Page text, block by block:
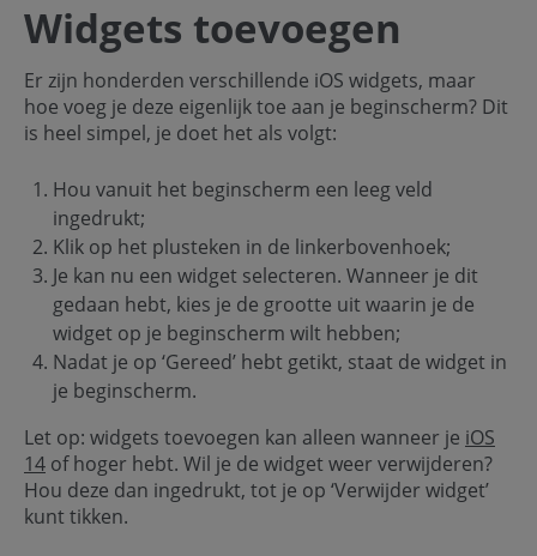
Widgets toevoegen
Er zijn honderden verschillende iOS widgets, maar
hoe voeg je deze eigenlijk toe aan je beginscherm? Dit
is heel simpel, je doet het als volgt:
Hou vanuit het beginscherm een leeg veld
ingedrukt;
Klik op het plusteken in de linkerbovenhoek;
Je kan nu een widget selecteren. Wanneer je dit
gedaan hebt, kies je de grootte uit waarin je de
widget op je beginscherm wilt hebben;
Nadat je op ‘Gereed’ hebt getikt, staat de widget in
je beginscherm.
Let op: widgets toevoegen kan alleen wanneer je iOS
14 of hoger hebt. Wil je de widget weer verwijderen?
Hou deze dan ingedrukt, tot je op ‘Verwijder widget’
kunt tikken.